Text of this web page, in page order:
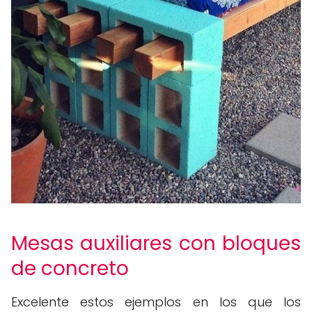
Mesas auxiliares con bloques
de concreto
Excelente estos ejemplos en los que los